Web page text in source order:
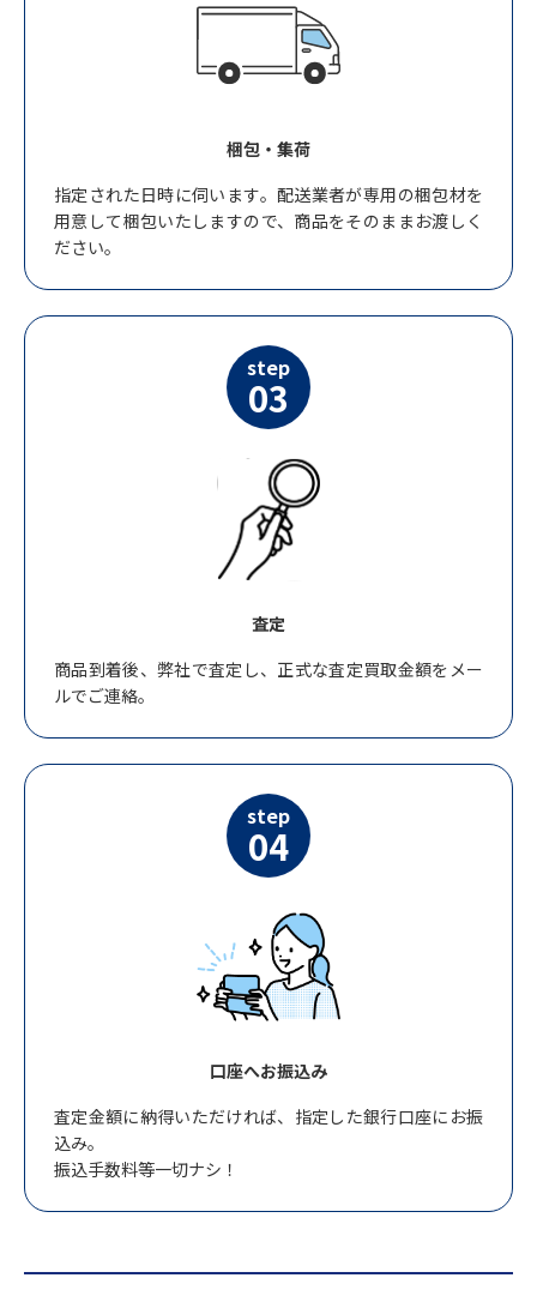
梱包・集荷
指定された日時に伺います。配送業者が専用の梱包材を
用意して梱包いたしますので、商品をそのままお渡しく
ださい。
step
03
査定
商品到着後、弊社で査定し、正式な査定買取金額をメー
ルでご連絡。
step
04
口座へお振込み
査定金額に納得いただければ、指定した銀行口座にお振
込み。
振込手数料等一切ナシ！